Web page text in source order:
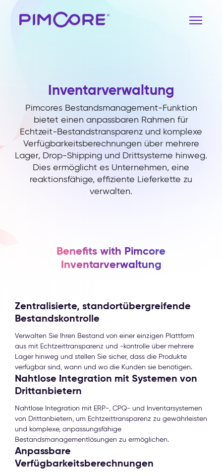
Inventarverwaltung
Pimcores Bestandsmanagement-Funktion
bietet einen anpassbaren Rahmen für
Echtzeit-Bestandstransparenz und komplexe
Verfügbarkeitsberechnungen über mehrere
Lager, Drop-Shipping und Drittsysteme hinweg.
Dies ermöglicht es Unternehmen, eine
reaktionsfähige, effiziente Lieferkette zu
verwalten.
Benefits with Pimcore
Inventarverwaltung
Zentralisierte, standortübergreifende
Bestandskontrolle
Verwalten Sie Ihren Bestand von einer einzigen Plattform
aus mit Echtzeittransparenz und -kontrolle über mehrere
Lager hinweg und stellen Sie sicher, dass die Produkte
verfügbar sind, wann und wo die Kunden sie benötigen.
Nahtlose Integration mit Systemen von
Drittanbietern
Nahtlose Integration mit ERP-, CPQ- und Inventarsystemen
von Drittanbietern, um Echtzeittransparenz zu gewährleisten
und komplexe, anpassungsfähige
Bestandsmanagementlösungen zu ermöglichen.
Anpassbare
Verfügbarkeitsberechnungen